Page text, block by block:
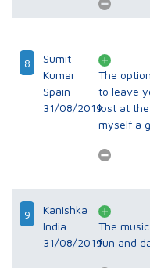
8
Sumit
Kumar
Spain
31/08/2019
The
to leave
lost at
myself a
9
Kanishka
India
31/08/2019
The
fun and